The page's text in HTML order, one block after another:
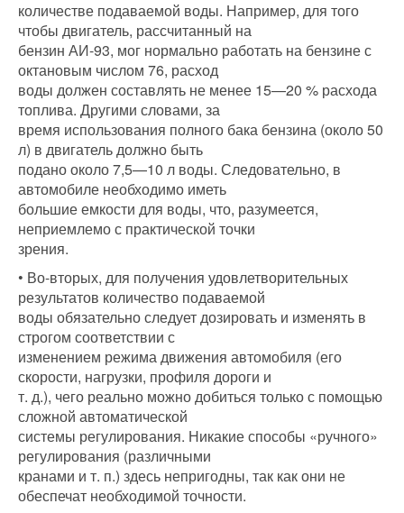
количестве подаваемой воды. Например, для того
чтобы двигатель, рассчитанный на
бензин АИ-93, мог нормально работать на бензине с
октановым числом 76, расход
воды должен составлять не менее 15—20 % расхода
топлива. Другими словами, за
время использования полного бака бензина (около 50
л) в двигатель должно быть
подано около 7,5—10 л воды. Следовательно, в
автомобиле необходимо иметь
большие емкости для воды, что, разумеется,
неприемлемо с практической точки
зрения.
• Во-вторых, для получения удовлетворительных
результатов количество подаваемой
воды обязательно следует дозировать и изменять в
строгом соответствии с
изменением режима движения автомобиля (его
скорости, нагрузки, профиля дороги и
т. д.), чего реально можно добиться только с помощью
сложной автоматической
системы регулирования. Никакие способы «ручного»
регулирования (различными
кранами и т. п.) здесь непригодны, так как они не
обеспечат необходимой точности.